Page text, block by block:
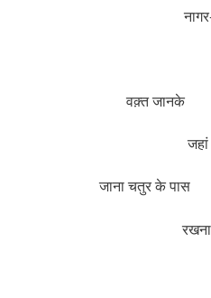
नागर-
वक़्त जानके
जहां हैं
जाना चतुर के
रखना